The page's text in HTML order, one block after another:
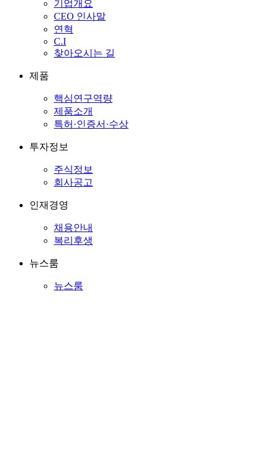
기업개요
CEO 인사말
연혁
C.I
찾아오시는 길
제품
핵심연구역량
제품소개
특허·인증서·수상
투자정보
주식정보
회사공고
인재경영
채용안내
복리후생
뉴스룸
뉴스룸